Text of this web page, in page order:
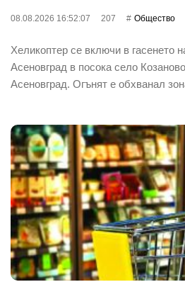
08.08.2026 16:52:07 207 Общество
Хеликоптер се включи в гасенето
Асеновград в посока село
Асеновград. Огънят е обхванал